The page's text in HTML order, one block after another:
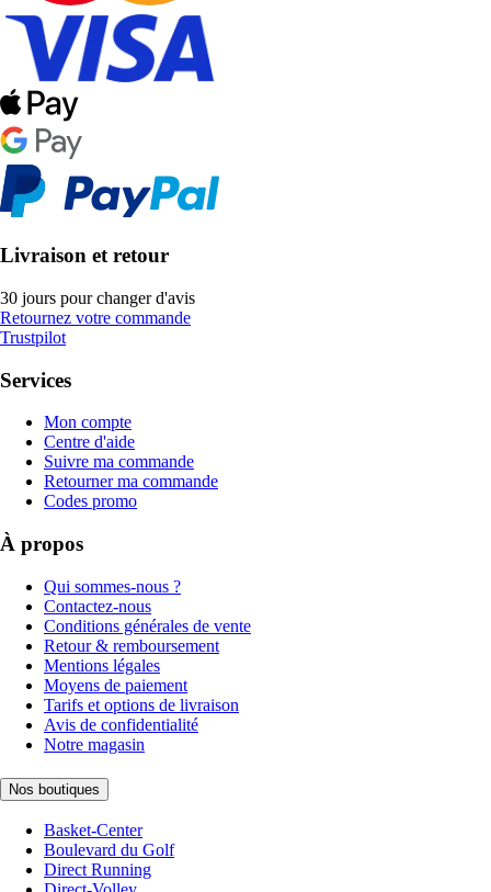
Livraison et retour
30 jours pour changer d'avis
Retournez votre commande
Trustpilot
Services
Mon compte
Centre d'aide
Suivre ma commande
Retourner ma commande
Codes promo
À propos
Qui sommes-nous ?
Contactez-nous
Conditions générales de vente
Retour & remboursement
Mentions légales
Moyens de paiement
Tarifs et options de livraison
Avis de confidentialité
Notre magasin
Nos boutiques
Basket-Center
Boulevard du Golf
Direct Running